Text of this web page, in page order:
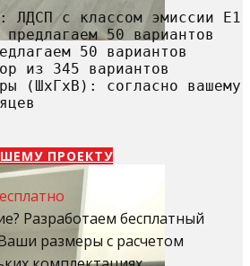
ЛДСП с классом эмиссии Е1
50 вариантов
50 вариантов
из 345 вариантов
(ШхГхВ): согласно вашему
ПРОЕКТУ
Разработаем бесплатный
размеры с расчетом